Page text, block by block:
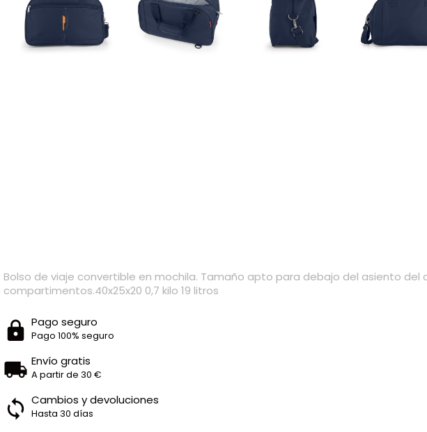
Bolso de viaje convertible en mochila. Tamaño apto para debajo del asiento
compartimentos.40x25x20 0,7 kilo 19 litros
Pago seguro
Pago 100% seguro
Envío gratis
A partir de 30 €
Cambios y devoluciones
Hasta 30 días